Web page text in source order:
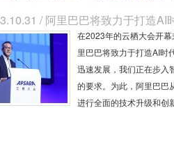
/阿里巴巴将致力于打造AI
在2023年的云栖大会开
里巴巴将致力于打造AI时
迅速发展，我们正在步入
的要求。为此，阿里巴巴
进行全面的技术升级和创